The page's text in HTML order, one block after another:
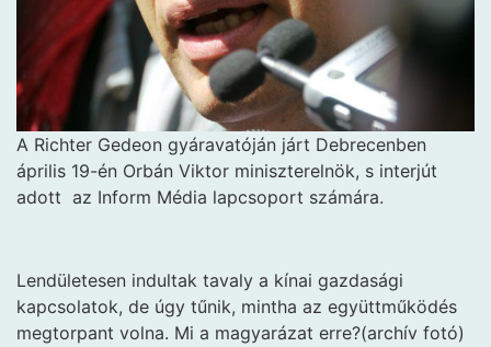
A Richter Gedeon gyáravatóján járt Debrecenben
április 19-én Orbán Viktor miniszterelnök, s interjút
adott az Inform Média lapcsoport számára.
Lendületesen indultak tavaly a kínai gazdasági
kapcsolatok, de úgy tűnik, mintha az együttműködés
megtorpant volna. Mi a magyarázat erre?(archív fotó)